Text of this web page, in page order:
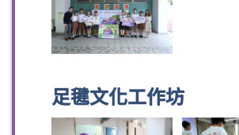
足毽文化工作坊